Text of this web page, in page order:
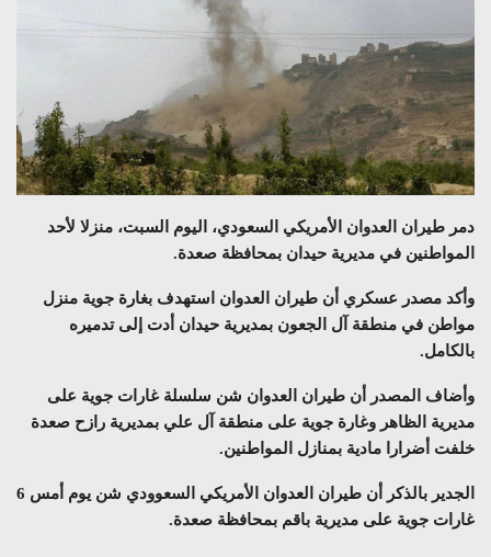
دمر طيران العدوان الأمريكي السعودي، اليوم السبت، منزلا لأحد
المواطنين في مديرية حيدان بمحافظة صعدة.
وأكد مصدر عسكري أن طيران العدوان استهدف بغارة جوية منزل
مواطن في منطقة آل الجعون بمديرية حيدان أدت إلى تدميره
بالكامل.
وأضاف المصدر أن طيران العدوان شن سلسلة غارات جوية على
مديرية الظاهر وغارة جوية على منطقة آل علي بمديرية رازح صعدة
خلفت أضرارا مادية بمنازل المواطنين.
الجدير بالذكر أن طيران العدوان الأمريكي السعوودي شن يوم أمس 6
غارات جوية على مديرية باقم بمحافظة صعدة.